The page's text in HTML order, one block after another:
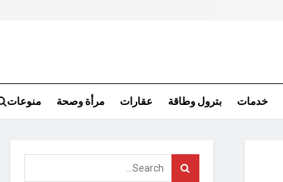
خدمات بترول وطاقة عقارات مرأة وصحة منوعات